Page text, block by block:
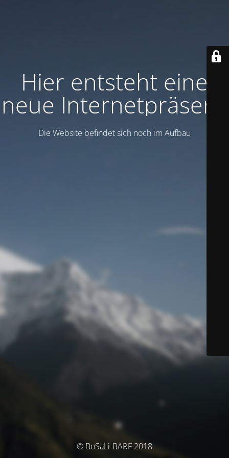
Hier entsteht eine
neue Internetpräsenz
Die Website befindet sich noch im Aufbau
© BoSaLi-BARF 2018